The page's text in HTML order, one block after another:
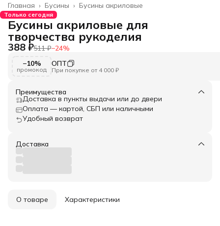
Бусины акриловые
Бусины ›
Главная ›
Только сегодня
Бусины акриловые для
творчества рукоделия
388 ₽511 ₽−24%
−10%
промокод
ОПТ
При покупке от 4 000 ₽
Преимущества
Доставка в пункты выдачи или до двери
Оплата — картой, СБП или наличными
Удобный возврат
Доставка
О товаре Характеристики